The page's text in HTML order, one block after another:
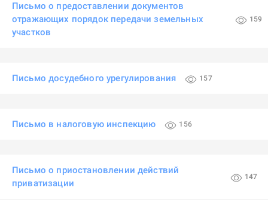
Письмо о предоставлении документов
отражающих порядок передачи земельных
участков
159
Письмо досудебного урегулирования 157
Письмо в налоговую инспекцию 156
Письмо о приостановлении действий
приватизации
147